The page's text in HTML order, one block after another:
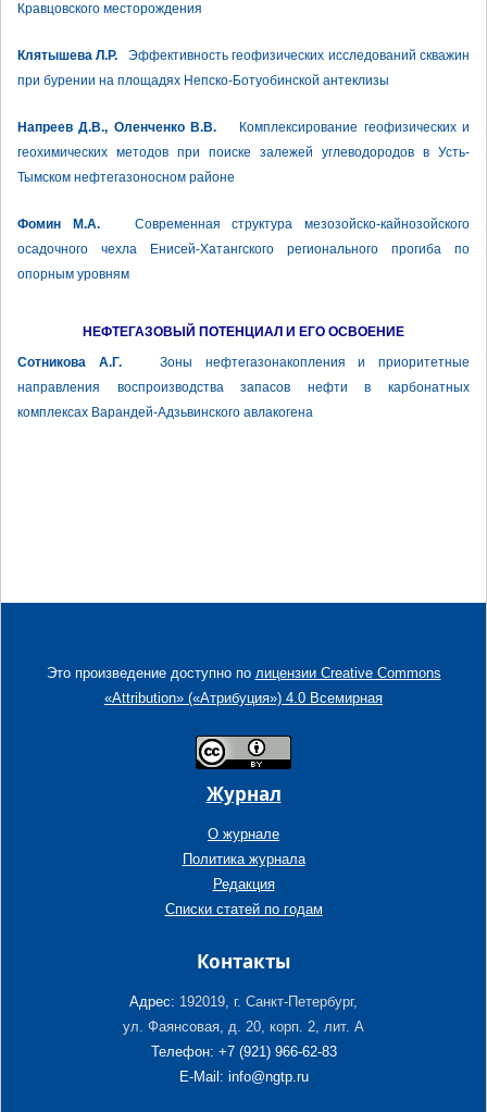
Кравцовского месторождения
Клятышева Л.Р. Эффективность геофизических исследований скважин
при бурении на площадях Непско-Ботуобинской антеклизы
Напреев Д.В., Оленченко В.В.
Комплексирование геофизических и
геохимических методов при поиске залежей углеводородов в Усть-
Тымском нефтегазоносном районе
Фомин М.А.Современная структура мезозойско-кайнозойского
осадочного чехла Енисей-Хатангского регионального прогиба по
опорным уровням
НЕФТЕГАЗОВЫЙ ПОТЕНЦИАЛ И ЕГО ОСВОЕНИЕ
Сотникова А.Г.Зоны нефтегазонакопления и приоритетные
направления воспроизводства запасов нефти в карбонатных
комплексах Варандей-Адзьвинского авлакогена
Это произведение доступно по лицензии Creative Commons
«Attribution» («Атрибуция») 4.0 Всемирная
Журнал
О журнале
Политика журнала
Редакция
Списки статей по годам
Контакты
Адрес: 192019, г. Санкт-Петербург,
ул. Фаянсовая, д. 20, корп. 2, лит. А
Телефон: +7 (921) 966-62-83
E-Mail: info@ngtp.ru